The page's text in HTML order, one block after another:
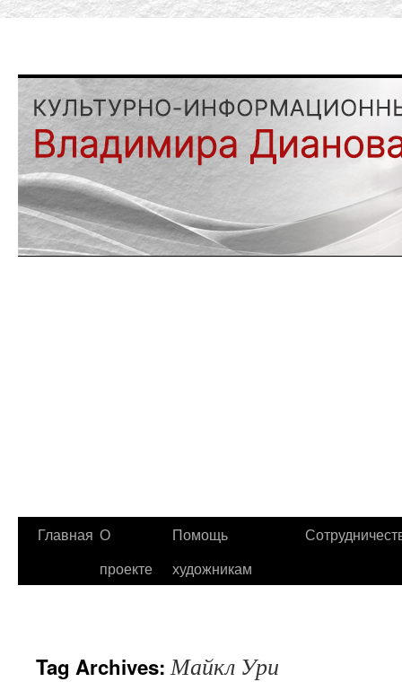
Главная О
проекте
Помощь
художникам
Tag Archives:Майкл Ури